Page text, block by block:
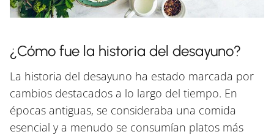
¿Cómo fue la historia del desayuno?
La historia del desayuno ha estado marcada por
cambios destacados a lo largo del tiempo. En
épocas antiguas, se consideraba una comida
esencial y a menudo se consumían platos más